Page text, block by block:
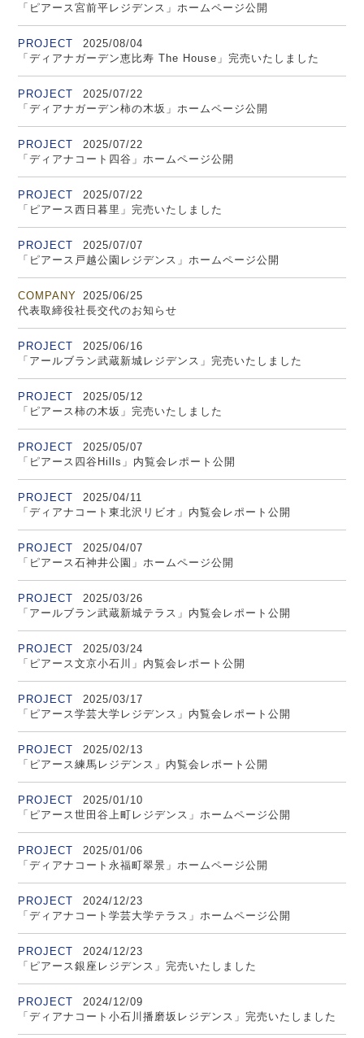
「ピアース宮前平レジデンス」ホームページ公開
PROJECT
2025/08/04
「ディアナガーデン恵比寿 The House」完売いたしました
PROJECT
2025/07/22
「ディアナガーデン柿の木坂」ホームページ公開
PROJECT
2025/07/22
「ディアナコート四谷」ホームページ公開
PROJECT
2025/07/22
「ピアース西日暮里」完売いたしました
PROJECT
2025/07/07
「ピアース戸越公園レジデンス」ホームページ公開
COMPANY
2025/06/25
代表取締役社長交代のお知らせ
PROJECT
2025/06/16
「アールブラン武蔵新城レジデンス」完売いたしました
PROJECT
2025/05/12
「ピアース柿の木坂」完売いたしました
PROJECT
2025/05/07
「ピアース四谷Hills」内覧会レポート公開
PROJECT
2025/04/11
「ディアナコート東北沢リビオ」内覧会レポート公開
PROJECT
2025/04/07
「ピアース石神井公園」ホームページ公開
PROJECT
2025/03/26
「アールブラン武蔵新城テラス」内覧会レポート公開
PROJECT
2025/03/24
「ピアース文京小石川」内覧会レポート公開
PROJECT
2025/03/17
「ピアース学芸大学レジデンス」内覧会レポート公開
PROJECT
2025/02/13
「ピアース練馬レジデンス」内覧会レポート公開
PROJECT
2025/01/10
「ピアース世田谷上町レジデンス」ホームページ公開
PROJECT
2025/01/06
「ディアナコート永福町翠景」ホームページ公開
PROJECT
2024/12/23
「ディアナコート学芸大学テラス」ホームページ公開
PROJECT
2024/12/23
「ピアース銀座レジデンス」完売いたしました
PROJECT
2024/12/09
「ディアナコート小石川播磨坂レジデンス」完売いたしました